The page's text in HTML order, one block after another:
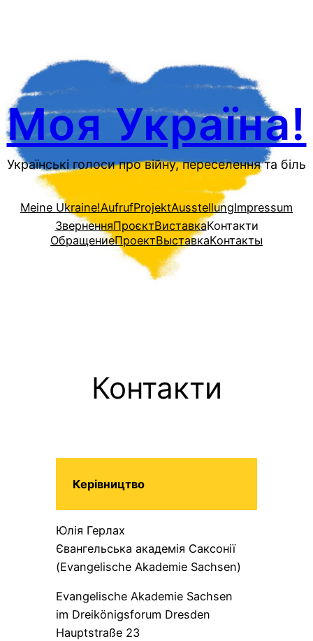
Моя Україна!
Українські голоси про війну, переселення та біль
Meine Ukraine!AufrufProjektAusstellungImpressum
ЗверненняПроєктВиставкаКонтакти
ОбращениеПроектВыставкаКонтакты
Контакти
Керівництво
Юлія Герлах
Євангельська академія Саксонії
(Evangelische Akademie Sachsen)
Evangelische Akademie Sachsen
im Dreikönigsforum Dresden
Hauptstraße 23